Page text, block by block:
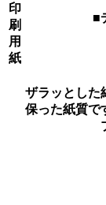
印
刷
用
紙
■
ザラッとした
保った紙質で